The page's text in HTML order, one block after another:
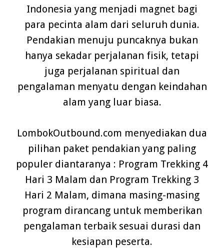
Indonesia yang menjadi magnet bagi
para pecinta alam dari seluruh dunia.
Pendakian menuju puncaknya bukan
hanya sekadar perjalanan fisik, tetapi
juga perjalanan spiritual dan
pengalaman menyatu dengan keindahan
alam yang luar biasa.
LombokOutbound.com menyediakan dua
pilihan paket pendakian yang paling
populer diantaranya : Program Trekking 4
Hari 3 Malam dan Program Trekking 3
Hari 2 Malam, dimana masing-masing
program dirancang untuk memberikan
pengalaman terbaik sesuai durasi dan
kesiapan peserta.